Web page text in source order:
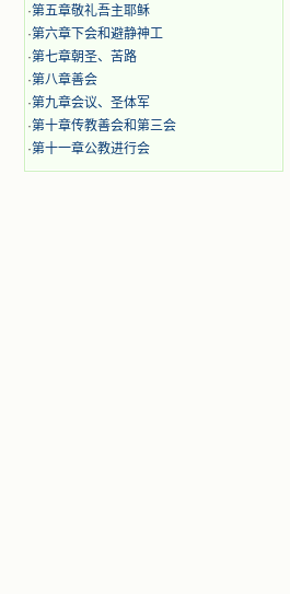
·第五章敬礼吾主耶稣
·第六章下会和避静神工
·第七章朝圣、苦路
·第八章善会
·第九章会议、圣体军
·第十章传教善会和第三会
·第十一章公教进行会